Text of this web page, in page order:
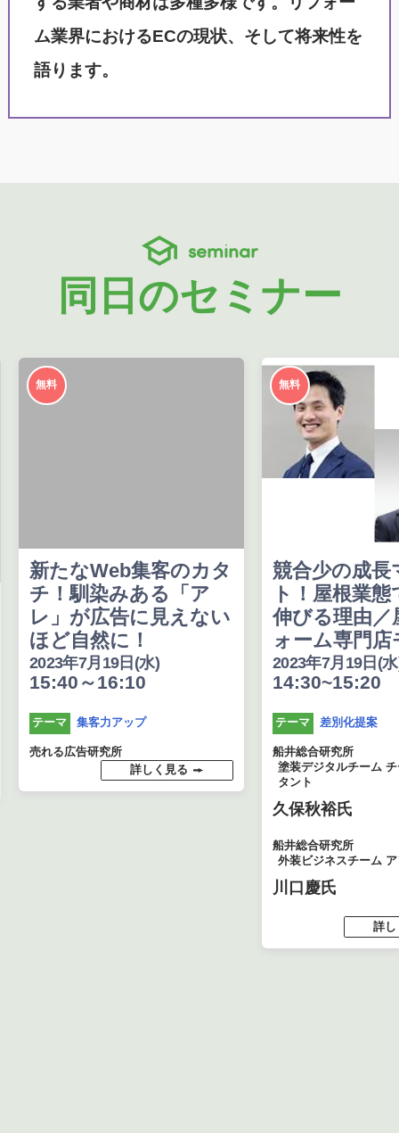
ム業界におけるECの現状、そして将来性を
語ります。
seminar
同日のセミナー
無料
新たなWeb集客のカタ
チ！馴染みある「ア
レ」が広告に見えない
ほど自然に！
2023年7月19日(水)
15:40～16:10
テーマ 集客力アップ
売れる広告研究所
詳しく見る
無料
競合少の成長
ト！屋根業
伸びる理由／
ォーム専門店
2023年7月19日(
14:30~15:20
テーマ 差別化提案
船井総合研究所
塗装デジタルチーム
タント
久保秋裕氏
船井総合研究所
外装ビジネスチーム
川口慶氏
詳